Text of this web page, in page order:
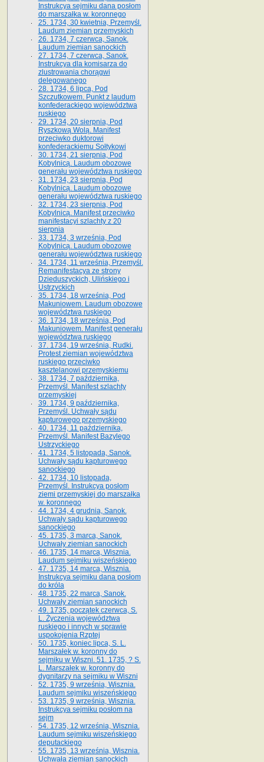
Instrukcya sejmiku dana posłom
do marszałka w. koronnego
25. 1734, 30 kwietnia, Przemyśl.
Laudum ziemian przemyskich
26. 1734, 7 czerwca, Sanok.
Laudum ziemian sanockich
27. 1734, 7 czerwca, Sanok.
Instrukcya dla komisarza do
zlustrowania chorągwi
delegowanego
28. 1734, 6 lipca, Pod
Szczutkowem. Punkt z laudum
konfederackiego województwa
ruskiego
29. 1734, 20 sierpnia, Pod
Ryszkową Wolą. Manifest
przeciwko duktorowi
konfederackiemu Sołtykowi
30. 1734, 21 sierpnia, Pod
Kobylnicą. Laudum obozowe
generału województwa ruskiego
31. 1734, 23 sierpnia, Pod
Kobylnicą. Laudum obozowe
generału województwa ruskiego
32. 1734, 23 sierpnia, Pod
Kobylnicą. Manifest przeciwko
manifestacyi szlachty z 20
sierpnia
33. 1734, 3 września, Pod
Kobylnicą. Laudum obozowe
generału województwa ruskiego
34. 1734, 11 września, Przemyśl.
Remanifestacya ze strony
Dzieduszyckich, Ulińskiego i
Ustrzyckich
35. 1734, 18 września, Pod
Makuniowem. Laudum obozowe
województwa ruskiego
36. 1734, 18 września, Pod
Makuniowem. Manifest generału
województwa ruskiego
37. 1734, 19 września, Rudki.
Protest ziemian województwa
ruskiego przeciwko
kasztelanowi przemyskiemu
38. 1734, 7 października,
Przemyśl. Manifest szlachty
przemyskiej
39. 1734, 9 października,
Przemyśl. Uchwały sądu
kapturowego przemyskiego
40. 1734, 11 października,
Przemyśl. Manifest Bazylego
Ustrzyckiego
41. 1734, 5 listopada, Sanok.
Uchwały sądu kapturowego
sanockiego
42. 1734, 10 listopada,
Przemyśl. Instrukcya posłom
ziemi przemyskiej do marszałka
w. koronnego
44. 1734, 4 grudnia, Sanok.
Uchwały sądu kapturowego
sanockiego
45. 1735, 3 marca, Sanok.
Uchwały ziemian sanockich
46. 1735, 14 marca, Wisznia.
Laudum sejmiku wiszeńskiego
47. 1735, 14 marca, Wisznia.
Instrukcya sejmiku dana posłom
do króla
48. 1735, 22 marca, Sanok.
Uchwały ziemian sanockich
49. 1735, początek czerwca, S.
L. Życzenia województwa
ruskiego i innych w sprawie
uspokojenia Rzptej
50. 1735, koniec lipca, S. L.
Marszałek w. koronny do
sejmiku w Wiszni. 51. 1735, ? S.
L. Marszałek w. koronny do
dygnitarzy na sejmiku w Wiszni
52. 1735, 9 września, Wisznia.
Laudum sejmiku wiszeńskiego
53. 1735, 9 września, Wisznia.
Instrukcya sejmiku posłom na
sejm
54. 1735, 12 września, Wisznia.
Laudum sejmiku wiszeńskiego
deputackiego
55. 1735, 13 września, Wisznia.
Uchwała ziemian sanockich